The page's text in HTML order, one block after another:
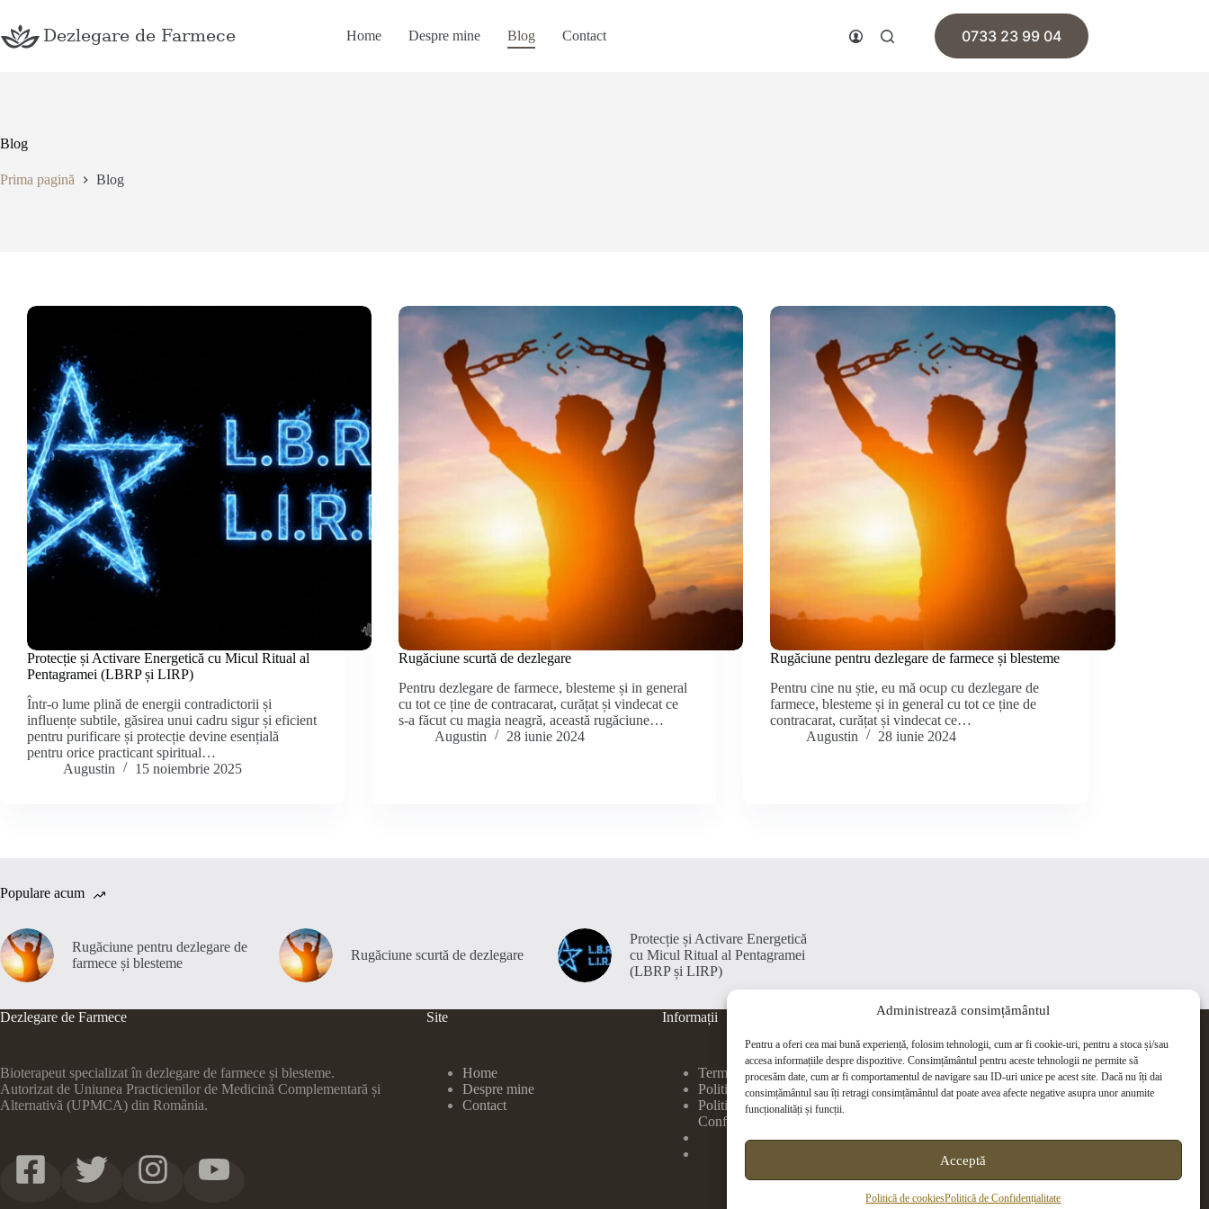
Administrează consimțământul
Pentru a oferi cea mai bună experiență, folosim tehnologii, cum ar fi cookie-uri, pentru a stoca și/sau
accesa informațiile despre dispozitive. Consimțământul pentru aceste tehnologii ne permite să
procesăm date, cum ar fi comportamentul de navigare sau ID-uri unice pe acest site. Dacă nu îți dai
consimțământul sau îți retragi consimțământul dat poate avea afecte negative asupra unor anumite
funcționalități și funcții.
Acceptă
Politică de cookiesPolitică de Confidențialitate
conținut
Home Despre mine Blog Contact 0733 23 99 04
Blog
Prima pagină Blog
Protecție și Activare Energetică cu Micul Ritual al
Pentagramei (LBRP și LIRP)
Într-o lume plină de energii contradictorii și
influențe subtile, găsirea unui cadru sigur și eficient
pentru purificare și protecție devine esențială
pentru orice practicant spiritual…
Augustin
15 noiembrie 2025
Rugăciune scurtă de dezlegare
Pentru dezlegare de farmece, blesteme și in general
cu tot ce ține de contracarat, curățat și vindecat ce
s-a făcut cu magia neagră, această rugăciune…
Augustin
28 iunie 2024
Rugăciune pentru dezlegare de farmece și blesteme
Pentru cine nu știe, eu mă ocup cu dezlegare de
farmece, blesteme și in general cu tot ce ține de
contracarat, curățat și vindecat ce…
Augustin
28 iunie 2024
Populare acum
Rugăciune pentru dezlegare de
farmece și blesteme
Rugăciune scurtă de dezlegare
Protecție și Activare Energetică
cu Micul Ritual al Pentagramei
(LBRP și LIRP)
Dezlegare de Farmece
Bioterapeut specializat în dezlegare de farmece și blesteme.
Autorizat de Uniunea Practicienilor de Medicină Complementară și
Alternativă (UPMCA) din România.
Site
Home
Despre mine
Contact
Informații
Termeni și condiții
Politică de Cookies
Politică de
Confidențialitate
Cabinet
Uită de drumuri la cabinet!
Pentru că timpul tău e valoros,
0733 23 99 04